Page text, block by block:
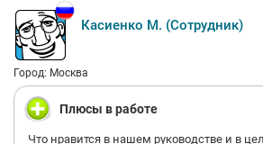
Касиенко М. (Сотрудник)
Город: Москва
Плюсы в работе
Что нравится в нашем руководстве и в